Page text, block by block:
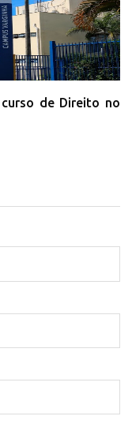
de Direito no